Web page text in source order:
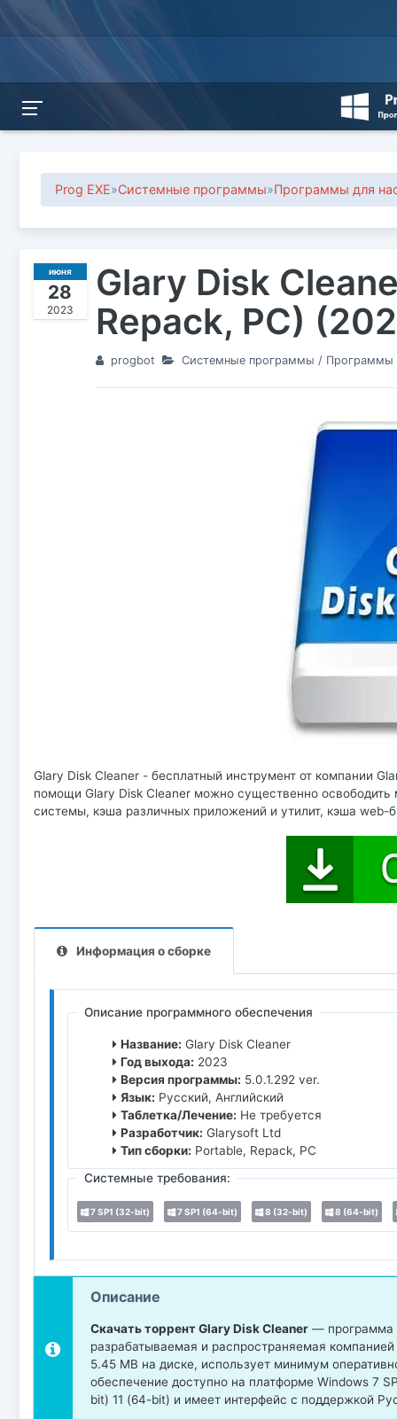
Prog EXE»Системные программы»Программы для
июня
28
2023
Glary Disk
Repack, PC)
progbot Системные программы / Программы
Glary Disk Cleaner - бесплатный инструмент от компании
помощи Glary Disk Cleaner можно существенно
системы, кэша различных приложений и утилит, кэша web-
Информация о сборке
Описание программного обеспечения
Название: Glary Disk Cleaner
Год выхода: 2023
Версия программы: 5.0.1.292 ver.
Язык: Русский, Английский
Таблетка/Лечение: Не требуется
Разработчик: Glarysoft Ltd
Тип сборки: Portable, Repack, PC
Системные требования:
7 SP1 (32-bit) 7 SP1 (64-bit) 8 (32-bit) 8 (64-bit)
Описание
Скачать торрент Glary Disk Cleaner— программа
разрабатываемая и распространяемая
5.45 MB на диске, использует минимум
обеспечение доступно на платформе Windows 7
bit) 11 (64-bit) и имеет интерфейс с поддержкой